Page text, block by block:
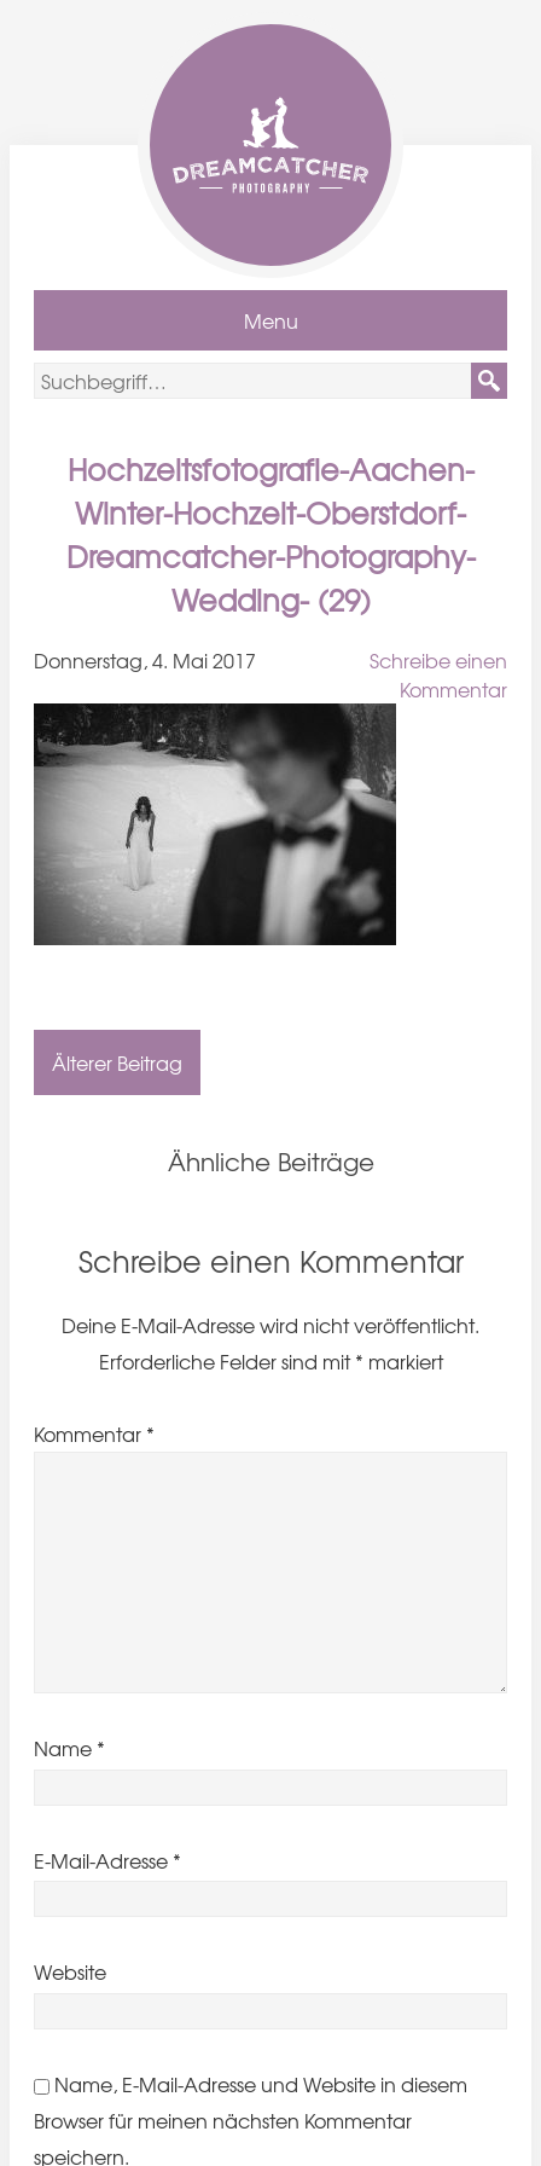
Menu
Hochzeitsfotografie-Aachen-
Winter-Hochzeit-Oberstdorf-
Dreamcatcher-Photography-
Wedding- (29)
Donnerstag, 4. Mai 2017
Schreibe einen
Kommentar
Älterer Beitrag
Ähnliche Beiträge
Schreibe einen Kommentar
Deine E-Mail-Adresse wird nicht veröffentlicht.
Erforderliche Felder sind mit* markiert
Kommentar *
Name *
E-Mail-Adresse *
Website
Name, E-Mail-Adresse und Website in diesem
Browser für meinen nächsten Kommentar
speichern.